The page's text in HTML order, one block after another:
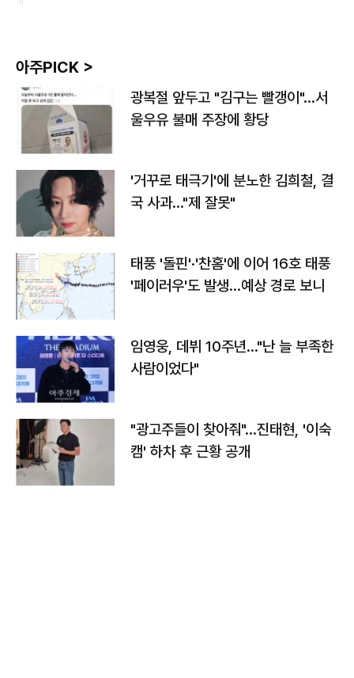
아주PICK >
광복절 앞두고 "김구는 빨갱이"…서
울우유 불매 주장에 황당
'거꾸로 태극기'에 분노한 김희철, 결
국 사과…"제 잘못"
태풍 '돌핀'·'찬홈'에 이어 16호 태풍
'페이러우'도 발생…예상 경로 보니
임영웅, 데뷔 10주년…"난 늘 부족한
사람이었다"
"광고주들이 찾아줘"…진태현, '이숙
캠' 하차 후 근황 공개